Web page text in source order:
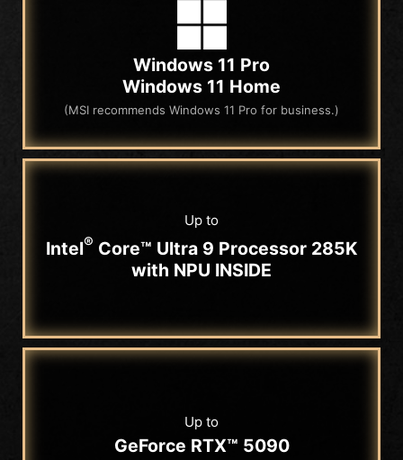
Windows 11 Pro
Windows 11 Home
(MSI recommends Windows 11 Pro for business.)
Up to
Intel® Core™ Ultra 9 Processor 285K
with NPU INSIDE
Up to
GeForce RTX™ 5090